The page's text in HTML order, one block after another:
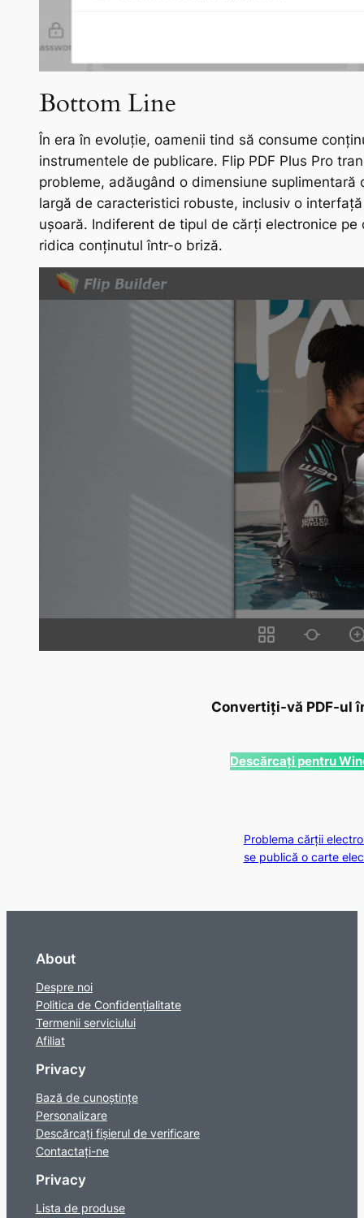
Bottom Line
În era în evoluție, oamenii tind să consume
instrumentele de publicare. Flip PDF Plus Pro
probleme, adăugând o dimensiune
largă de caracteristici robuste, inclusiv o
ușoară. Indiferent de tipul de cărți electronice
ridica conținutul într-o briză.
Convertiți-vă PDF-ul
Descărcați pentru
Problema cărții
se publică o carte
About
Despre noi
Politica de Confidențialitate
Termenii serviciului
Afiliat
Privacy
Bază de cunoștințe
Personalizare
Descărcați fișierul de verificare
Contactaţi-ne
Privacy
Lista de produse